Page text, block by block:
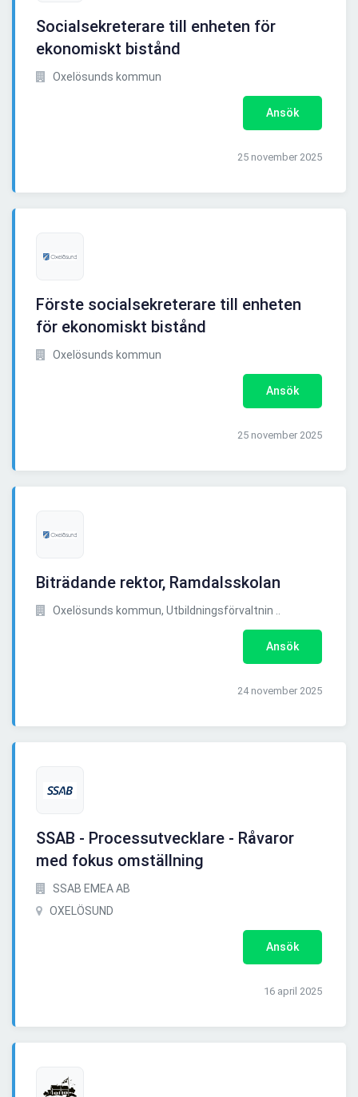
Socialsekreterare till enheten för
ekonomiskt bistånd
Oxelösunds kommun
Ansök
25 november 2025
Förste socialsekreterare till enheten
för ekonomiskt bistånd
Oxelösunds kommun
Ansök
25 november 2025
Biträdande rektor, Ramdalsskolan
Oxelösunds kommun, Utbildningsförvaltnin ..
Ansök
24 november 2025
SSAB - Processutvecklare - Råvaror
med fokus omställning
SSAB EMEA AB
OXELÖSUND
Ansök
16 april 2025